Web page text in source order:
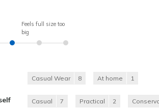
Feels full size too
big
Casual Wear 8 At home 1
Casual 7 Practical 2